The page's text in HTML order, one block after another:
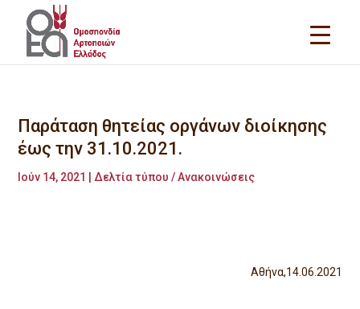
Παράταση θητείας οργάνων διοίκησης
έως την 31.10.2021.
Ιούν 14, 2021 Δελτία τύπου / Ανακοινώσεις
Αθήνα,14.06.2021